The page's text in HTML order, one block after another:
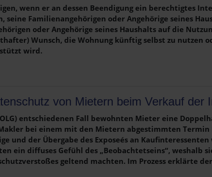
wenn er an dessen Beendigung ein berechtigtes
Familienangehörigen oder Angehörige seines
oder Angehörige seines Haushalts auf die
Wunsch, die Wohnung künftig selbst zu nutzen
wird.
von Mietern beim Verkauf der
entschiedenen Fall bewohnten Mieter eine
bei einem mit den Mietern abgestimmten Termin
und der Übergabe des Exposeés an
ein diffuses Gefühl des „Beobachtetseins“, weshalb
geltend machten. Im Prozess erklärte